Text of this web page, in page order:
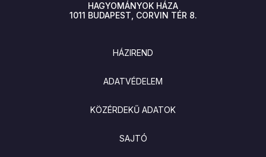
HAGYOMÁNYOK HÁZA
1011 BUDAPEST CORVIN TÉR 8.
HÁZIREND
ADATVÉDELEM
KÖZÉRDEKŰ ADATOK
SAJTÓ